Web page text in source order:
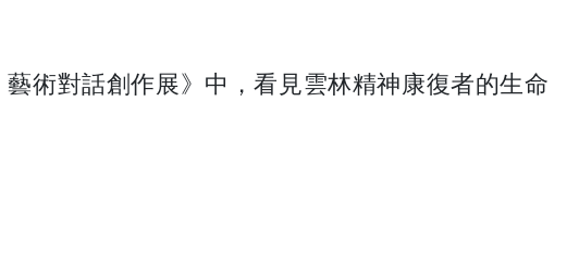
術對話創作展》中，看見雲林精神康復者的生命